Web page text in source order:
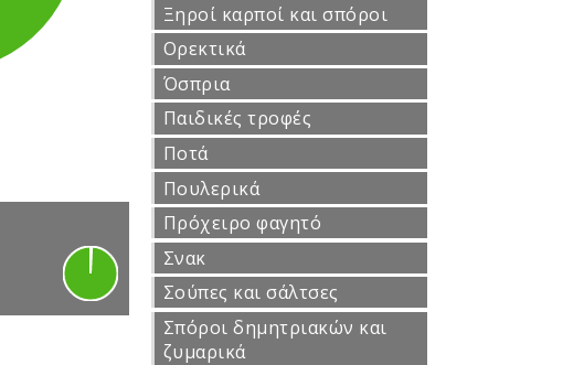
Ξηροί καρποί και σπόροι
Ορεκτικά
Όσπρια
Παιδικές τροφές
Ποτά
Πουλερικά
Πρόχειρο φαγητό
Σνακ
Σούπες και σάλτσες
Σπόροι δημητριακών και
ζυμαρικά